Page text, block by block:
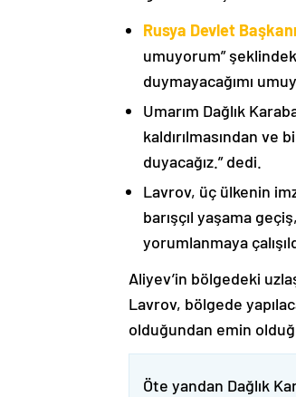
Rusya Devlet Başkanı
umuyorum”
duymayacağımı
Umarım Dağlık
kaldırılmasından
duyacağız.” dedi.
Lavrov, üç ülkenin
barışçıl yaşama
yorumlanmaya
Aliyev’in bölgedeki
Lavrov, bölgede
olduğundan emin
Öte yandan Dağlık